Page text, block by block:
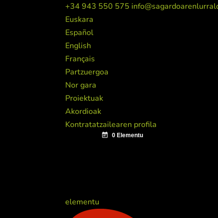
+34 943 550 575
Euskara
Español
English
Français
Partzuergoa
Nor gara
Proiektuak
Akordioak
Kontratatzailearen profila
elementu